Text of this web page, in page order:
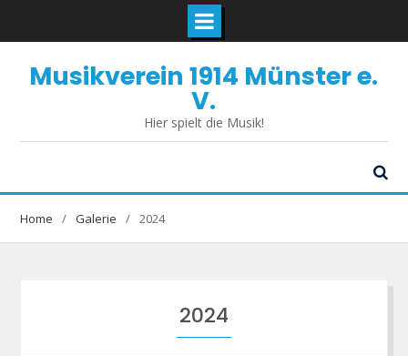
contentMusikverein 1914 Münster e.
V.
Hier spielt die Musik!
Home Galerie 2024
2024